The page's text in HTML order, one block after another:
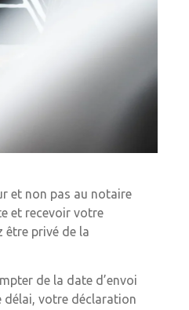
et non pas au notaire
et recevoir votre
être privé de la
de la date d’envoi
délai, votre déclaration